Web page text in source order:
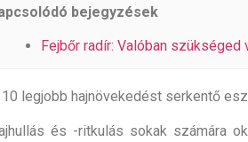
bejegyzések
Fejbőr radír: Valóban szükséged
legjobb hajnövekedést serkentő
és -ritkulás sokak számára